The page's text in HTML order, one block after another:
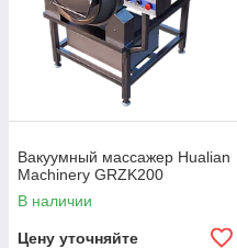
Вакуумный массажер Hualian
Machinery GRZK200
В наличии
Цену уточняйте